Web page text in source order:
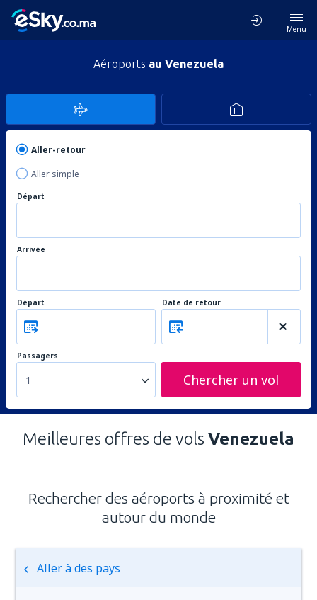
Menu
Aéroports au Venezuela
Aller-retour
Aller simple
Départ
Arrivée
Départ Date de retour
Passagers
1 Chercher un vol
Meilleures offres de vols Venezuela
Rechercher des aéroports à proximité et
autour du monde
Aller à des pays